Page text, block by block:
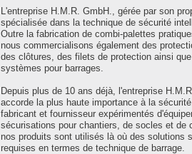
L'entreprise H.M.R. GmbH., gérée par son
spécialisée dans la technique de sécurité
Outre la fabrication de combi-palettes
nous commercialisons également des
des clôtures, des filets de protection ainsi
systèmes pour barrages.
Depuis plus de 10 ans déjà, l'entreprise
accorde la plus haute importance à la
fabricant et fournisseur expérimentés
sécurisations pour chantiers, de socles et de
nos produits sont utilisés là où des solutions
requises en termes de technique de barrage.